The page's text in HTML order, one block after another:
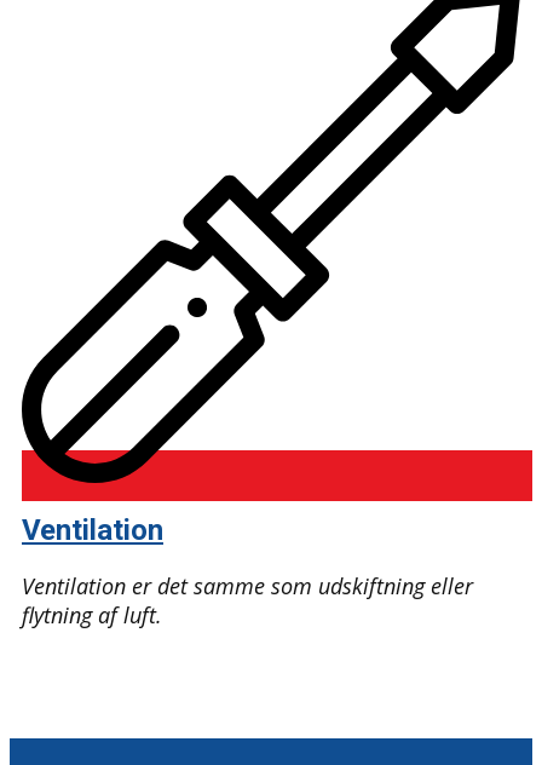
Ventilation
Ventilation er det samme som udskiftning eller
flytning af luft.